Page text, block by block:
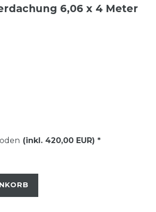
6,06 x 4 Meter
(inkl. 420,00 EUR) *